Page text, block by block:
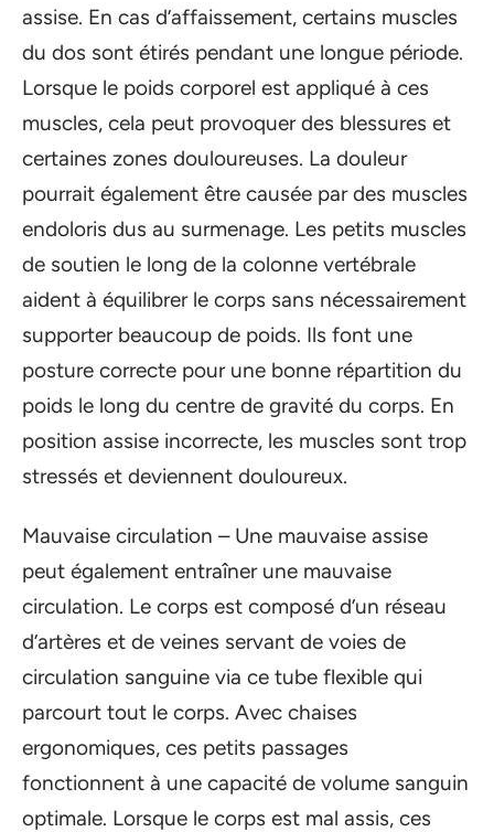
assise. En cas d’affaissement, certains muscles
du dos sont étirés pendant une longue période.
Lorsque le poids corporel est appliqué à ces
muscles, cela peut provoquer des blessures et
certaines zones douloureuses. La douleur
pourrait également être causée par des muscles
endoloris dus au surmenage. Les petits muscles
de soutien le long de la colonne vertébrale
aident à équilibrer le corps sans nécessairement
supporter beaucoup de poids. Ils font une
posture correcte pour une bonne répartition du
poids le long du centre de gravité du corps. En
position assise incorrecte, les muscles sont trop
stressés et deviennent douloureux.
Mauvaise circulation – Une mauvaise assise
peut également entraîner une mauvaise
circulation. Le corps est composé d’un réseau
d’artères et de veines servant de voies de
circulation sanguine via ce tube flexible qui
parcourt tout le corps. Avec chaises
ergonomiques, ces petits passages
fonctionnent à une capacité de volume sanguin
optimale. Lorsque le corps est mal assis, ces